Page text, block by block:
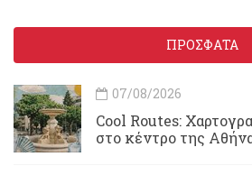
ΠΡΟΣΦΑΤΑ
07/08/2026
Cool Routes:
στο κέντρο της